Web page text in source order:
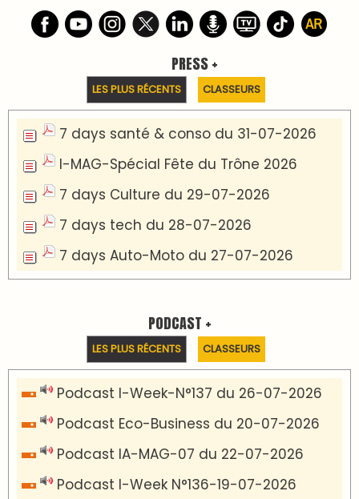
PRESS +
LES PLUS RÉCENTS CLASSEURS
7 days santé & conso du 31-07-2026
I-MAG-Spécial Fête du Trône 2026
7 days Culture du 29-07-2026
7 days tech du 28-07-2026
7 days Auto-Moto du 27-07-2026
PODCAST +
LES PLUS RÉCENTS CLASSEURS
Podcast I-Week-N°137 du 26-07-2026
Podcast Eco-Business du 20-07-2026
Podcast IA-MAG-07 du 22-07-2026
Podcast I-Week N°136-19-07-2026